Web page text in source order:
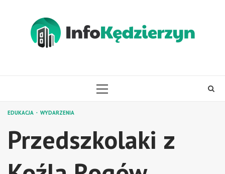
PRIMARY
EDUKACJA WYDARZENIA
Przedszkolaki z